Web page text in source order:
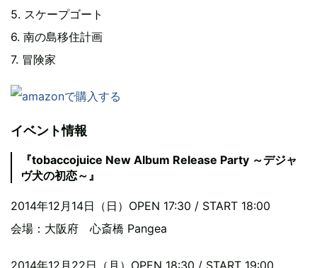
5. スケープゴート
6. 南の島移住計画
7. 冒険家
イベント情報
『tobaccojuice New Album Release Party ～デジャ
ヴ犬の初恋～』
2014年12月14日（日）OPEN 17:30 / START 18:00
会場：大阪府 心斎橋 Pangea
2014年12月22日（月）OPEN 18:30 / START 19:00